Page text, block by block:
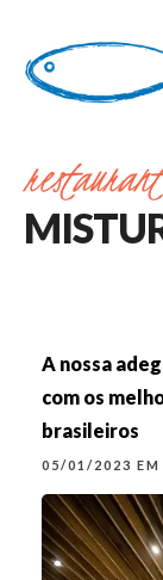
A nossa
com os
brasileiros
05/01/2023 EM